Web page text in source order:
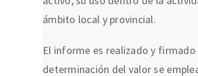
ámbito local y provincial.
El informe es realizado y
determinación del valor se